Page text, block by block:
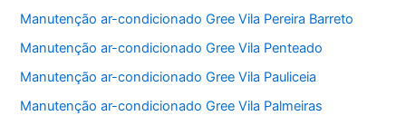
Manutenção ar-condicionado Gree Vila Pereira Barreto
Manutenção ar-condicionado Gree Vila Penteado
Manutenção ar-condicionado Gree Vila Pauliceia
Manutenção ar-condicionado Gree Vila Palmeiras